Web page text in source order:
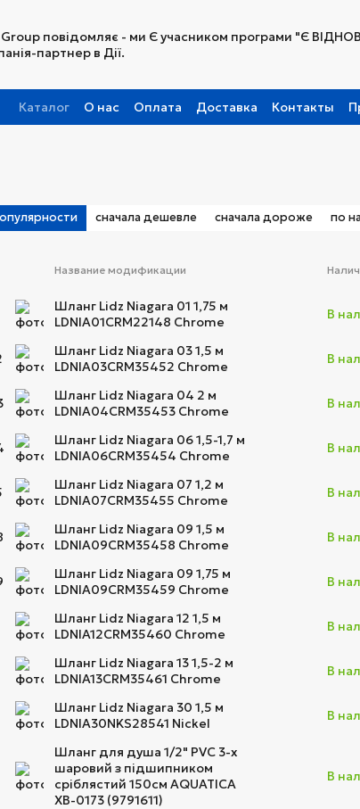
Group повідомляє - ми Є учасником програми "Є
партнер в Дії.
Каталог О нас Оплата Доставка Контакты
Партнерская программа
сначала дешевле сначала дороже по
Название модификации
Шланг Lidz Niagara 01 1,75 м
LDNIA01CRM22148 Chrome
В
Шланг Lidz Niagara 03 1,5 м
LDNIA03CRM35452 Chrome
В
Шланг Lidz Niagara 04 2 м
LDNIA04CRM35453 Chrome
В
Шланг Lidz Niagara 06 1,5-1,7 м
LDNIA06CRM35454 Chrome
В
Шланг Lidz Niagara 07 1,2 м
LDNIA07CRM35455 Chrome
В
Шланг Lidz Niagara 09 1,5 м
LDNIA09CRM35458 Chrome
В
Шланг Lidz Niagara 09 1,75 м
LDNIA09CRM35459 Chrome
В
Шланг Lidz Niagara 12 1,5 м
LDNIA12CRM35460 Chrome
В
Шланг Lidz Niagara 13 1,5-2 м
LDNIA13CRM35461 Chrome
В
Шланг Lidz Niagara 30 1,5 м
LDNIA30NKS28541 Nickel
В
Шланг для душа 1/2" PVC 3-х
шаровий з підшипником
сріблястий 150см AQUATICA
XB-0173 (9791611)
В